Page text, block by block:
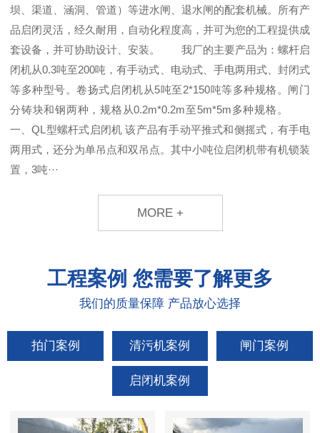
坝、渠道、涵洞、管道）等进水闸、退水闸的配套机械。所有产
品启闭灵活，经久耐用，自动化程度高，并可为您的工程提供成
套设备，并可协助设计、安装。 我厂的主要产品为：螺杆启
闭机从0.3吨至200吨，有手动式、电动式、手电两用式、封闭式
等多种型号。卷扬式启闭机从5吨至2*150吨等多种规格。闸门
分铸块和钢两种，规格从0.2m*0.2m至5m*5m多种规格。
一、QL型螺杆式启闭机 该产品有手动平推式和侧摇式，有手电
两用式，还分为单吊点和双吊点。其中小吨位启闭机带有机锁装
置，3吨···
MORE +
工程案例 您需要了解更多
我们的质量保障 产品放心选择
拍门案例 清污机案例 闸门案例
启闭机案例